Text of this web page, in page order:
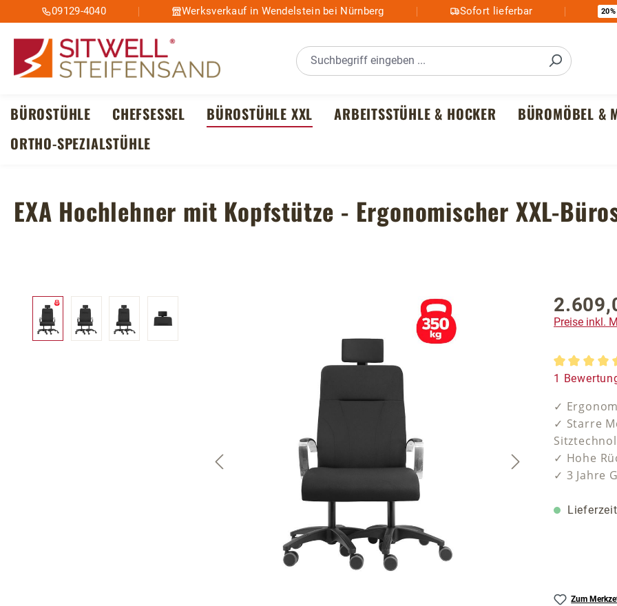
Hauptinhalt springen
Zur Suche springen
Zur Hauptnavigation springen
09129-4040 Werksverkauf in Wendelstein bei Nürnberg Sofort lieferbar 20%
BÜROSTÜHLE CHEFSESSEL BÜROSTÜHLE XXL ARBEITSSTÜHLE & HOCKER BÜROMÖBEL &
ORTHO-SPEZIALSTÜHLE
EXA Hochlehner mit Kopfstütze - Ergonomischer XXL-
Bildergalerie überspringen Regulärer
Preise inkl.
1
✓
✓ Starre
✓ Hohe
✓ 3 Jahre
Zum